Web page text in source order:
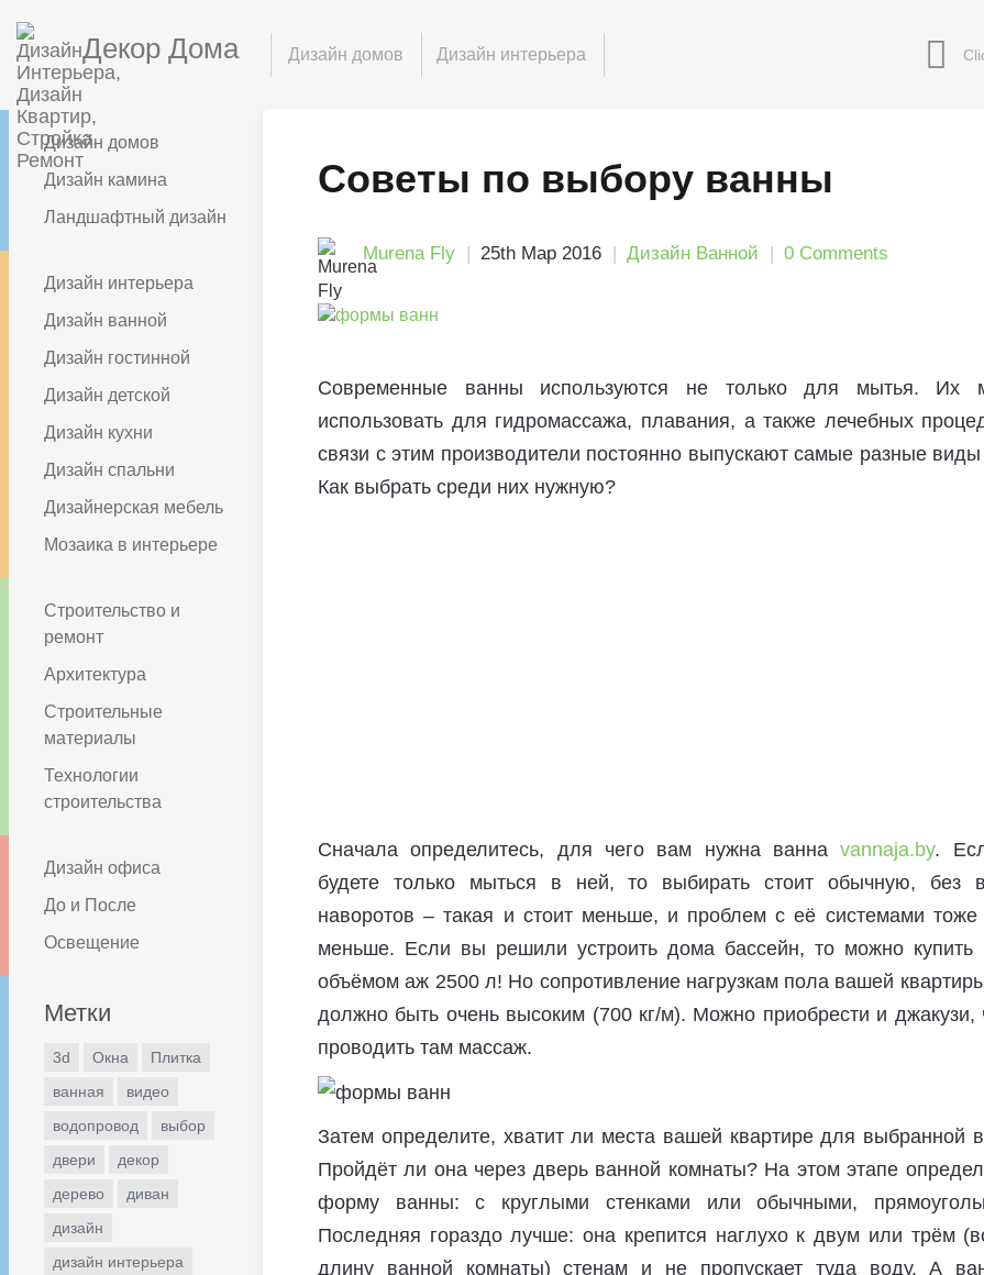
Декор Дома Дизайн домов Дизайн интерьера
Дизайн домов
Дизайн камина
Ландшафтный дизайн
Дизайн интерьера
Дизайн ванной
Дизайн гостинной
Дизайн детской
Дизайн кухни
Дизайн спальни
Дизайнерская мебель
Мозаика в интерьере
Строительство и
ремонт
Архитектура
Строительные
материалы
Технологии
строительства
Дизайн офиса
До и После
Освещение
Метки
3d Окна
Плитка
ванная
видео
водопровод
выбор
двери
декор
дерево
диван
дизайн
дизайн интерьера
Советы по выбору ванны
Murena Fly 25th Мар 2016 Дизайн Ванной 0 Comments
Современные ванны используются не только для мытья. Их
использовать для гидромассажа, плавания, а также лечебных
связи с этим производители постоянно выпускают самые разные
Как выбрать среди них нужную?
Сначала определитесь, для чего вам нужна ваннаvannaja.by.
будете только мыться в ней, то выбирать стоит обычную, без
наворотов – такая и стоит меньше, и проблем с её системами тоже
меньше. Если вы решили устроить дома бассейн, то можно купить
объёмом аж 2500 л! Но сопротивление нагрузкам пола вашей
должно быть очень высоким (700 кг/м). Можно приобрести и джакузи,
проводить там массаж.
Затем определите, хватит ли места вашей квартире для выбранной
Пройдёт ли она через дверь ванной комнаты? На этом этапе
форму ванны: с круглыми стенками или обычными,
Последняя гораздо лучше: она крепится наглухо к двум или трём
длину ванной комнаты) стенам и не пропускает туда воду. А